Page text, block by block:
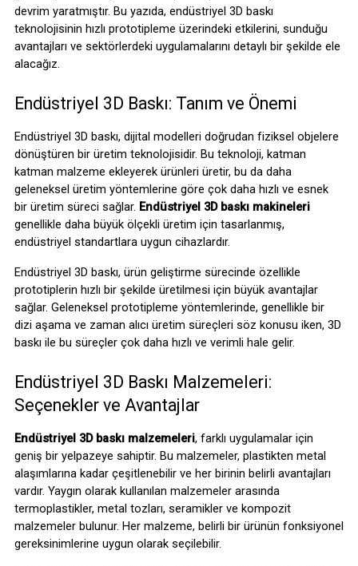
devrim yaratmıştır. Bu yazıda, endüstriyel 3D baskı
teknolojisinin hızlı prototipleme üzerindeki etkilerini, sunduğu
avantajları ve sektörlerdeki uygulamalarını detaylı bir şekilde ele
alacağız.
Endüstriyel 3D Baskı: Tanım ve Önemi
Endüstriyel 3D baskı, dijital modelleri doğrudan fiziksel objelere
dönüştüren bir üretim teknolojisidir. Bu teknoloji, katman
katman malzeme ekleyerek ürünleri üretir, bu da daha
geleneksel üretim yöntemlerine göre çok daha hızlı ve esnek
bir üretim süreci sağlar. Endüstriyel 3D baskı makineleri
genellikle daha büyük ölçekli üretim için tasarlanmış,
endüstriyel standartlara uygun cihazlardır.
Endüstriyel 3D baskı, ürün geliştirme sürecinde özellikle
prototiplerin hızlı bir şekilde üretilmesi için büyük avantajlar
sağlar. Geleneksel prototipleme yöntemlerinde, genellikle bir
dizi aşama ve zaman alıcı üretim süreçleri söz konusu iken, 3D
baskı ile bu süreçler çok daha hızlı ve verimli hale gelir.
Endüstriyel 3D Baskı Malzemeleri:
Seçenekler ve Avantajlar
Endüstriyel 3D baskı malzemeleri, farklı uygulamalar için
geniş bir yelpazeye sahiptir. Bu malzemeler, plastikten metal
alaşımlarına kadar çeşitlenebilir ve her birinin belirli avantajları
vardır. Yaygın olarak kullanılan malzemeler arasında
termoplastikler, metal tozları, seramikler ve kompozit
malzemeler bulunur. Her malzeme, belirli bir ürünün fonksiyonel
gereksinimlerine uygun olarak seçilebilir.